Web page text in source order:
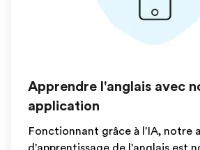
Apprendre l'anglais avec
application
Fonctionnant grâce à l'IA, notre